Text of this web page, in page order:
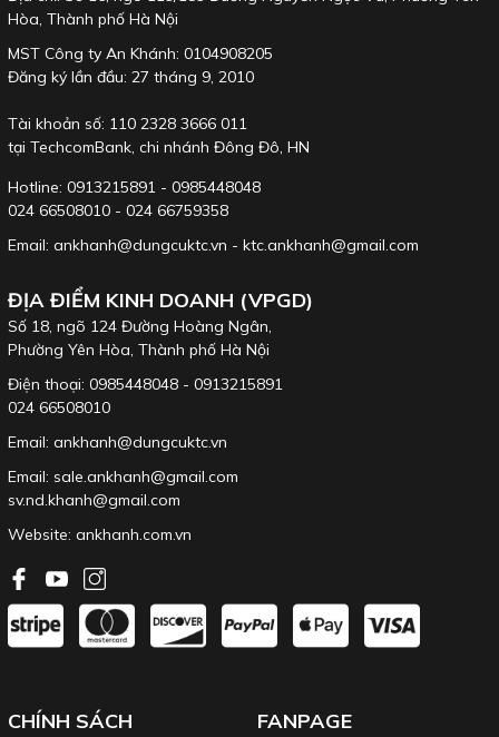
Hòa, Thành phố Hà Nội
MST Công ty An Khánh: 0104908205
Đăng ký lần đầu: 27 tháng 9, 2010
Tài khoản số: 110 2328 3666 011
tại TechcomBank, chi nhánh Đông Đô, HN
Hotline: 0913215891 - 0985448048
024 66508010 - 024 66759358
Email: ankhanh@dungcuktc.vn - ktc.ankhanh@gmail.com
ĐỊA ĐIỂM KINH DOANH (VPGD)
Số 18, ngõ 124 Đường Hoàng Ngân,
Phường Yên Hòa, Thành phố Hà Nội
Điện thoại: 0985448048 - 0913215891
024 66508010
Email: ankhanh@dungcuktc.vn
Email: sale.ankhanh@gmail.com
sv.nd.khanh@gmail.com
Website: ankhanh.com.vn
CHÍNH SÁCH FANPAGE